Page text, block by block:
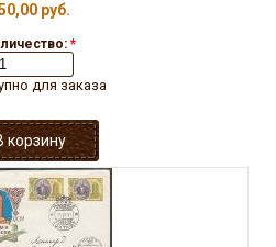
руб.
*
для заказа